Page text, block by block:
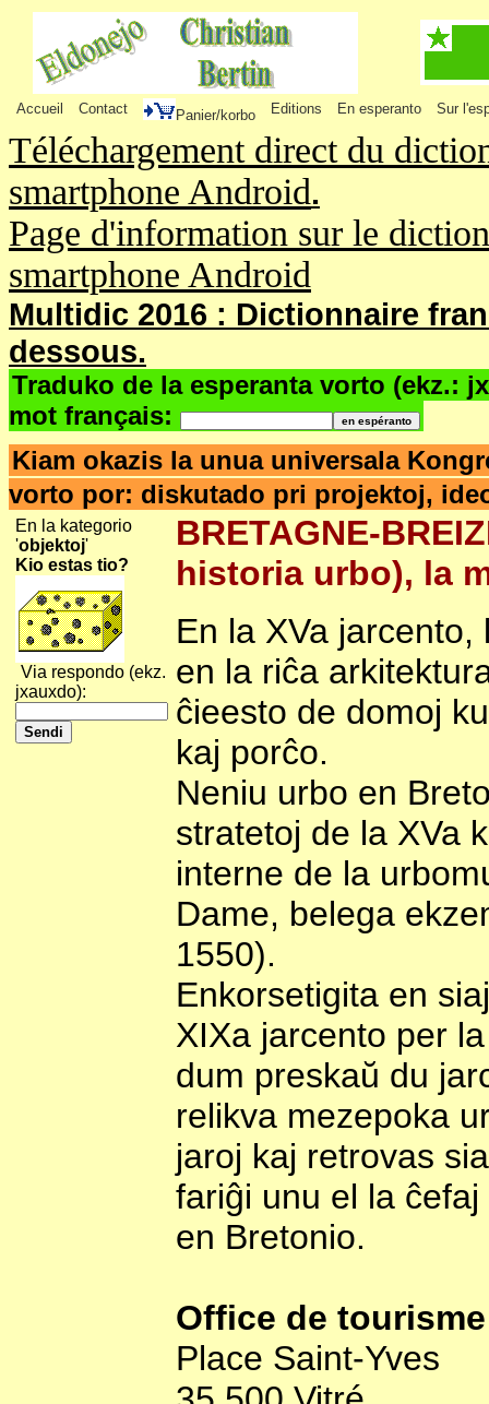
Accueil Contact Panier/korbo Editions En esperanto Sur
Téléchargement direct du
smartphone Android.
Page d'information sur le
smartphone Android
Multidic 2016 : Dictionnaire
dessous.
Traduko de la esperanta vorto (ekz.:
mot français:
Kiam okazis la unua universala
vorto por: diskutado pri projektoj,
En la kategorio
'objektoj'
Kio estas tio?
Via respondo (ekz.
jxauxdo):
BRETAGNE-
historia urbo), la
En la XVa
en la riĉa
ĉieesto de domoj
kaj porĉo.
Neniu urbo en
stratetoj de la XVa
interne de la
Dame, belega
1550).
Enkorsetigita en
XIXa jarcento per
dum preskaŭ du
relikva mezepoka
jaroj kaj retrovas
fariĝi unu el la
en Bretonio.
Office de tourisme
Place Saint-Yves